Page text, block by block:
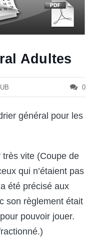
Adultes
0
général pour les
vite (Coupe de
qui n’étaient pas
été précisé aux
son règlement était
pouvoir jouer.